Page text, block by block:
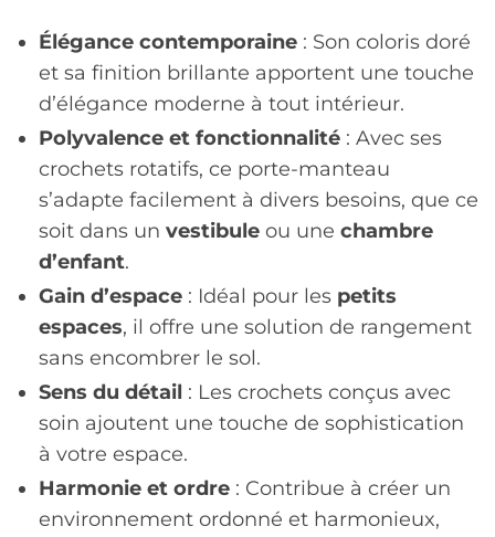
Élégance contemporaine : Son coloris doré
et sa finition brillante apportent une touche
d’élégance moderne à tout intérieur.
Polyvalence et fonctionnalité : Avec ses
crochets rotatifs, ce porte-manteau
s’adapte facilement à divers besoins, que ce
soit dans un vestibule ou une chambre
d’enfant.
Gain d’espace : Idéal pour les petits
espaces, il offre une solution de rangement
sans encombrer le sol.
Sens du détail : Les crochets conçus avec
soin ajoutent une touche de sophistication
à votre espace.
Harmonie et ordre : Contribue à créer un
environnement ordonné et harmonieux,